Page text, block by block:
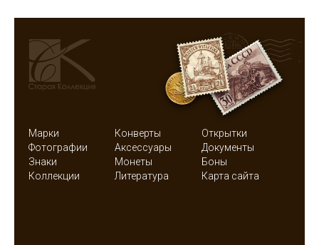
Марки Конверты
Открытки
Фотографии
Аксессуары
Документы
Знаки
Монеты
Боны
Коллекции
Литература Карта сайта